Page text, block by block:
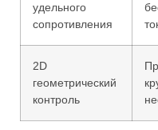
удельного
сопротивления
2D
геометрический
контроль